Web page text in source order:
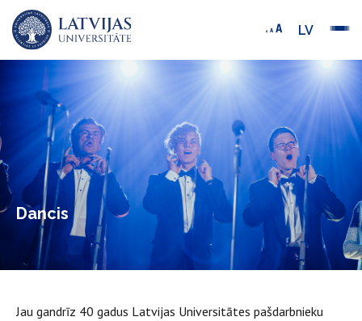
LV
Dancis
Jau gandrīz 40 gadus Latvijas Universitātes pašdarbnieku